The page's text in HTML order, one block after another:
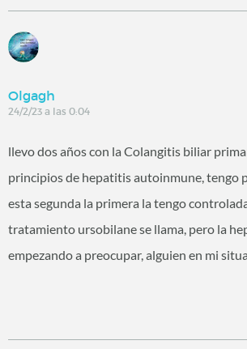
Olgagh
24/2/23 a las 0:04
llevo dos años con la Colangitis biliar
principios de hepatitis autoinmune, tengo
esta segunda la primera la tengo
tratamiento ursobilane se llama, pero la
empezando a preocupar, alguien en mi